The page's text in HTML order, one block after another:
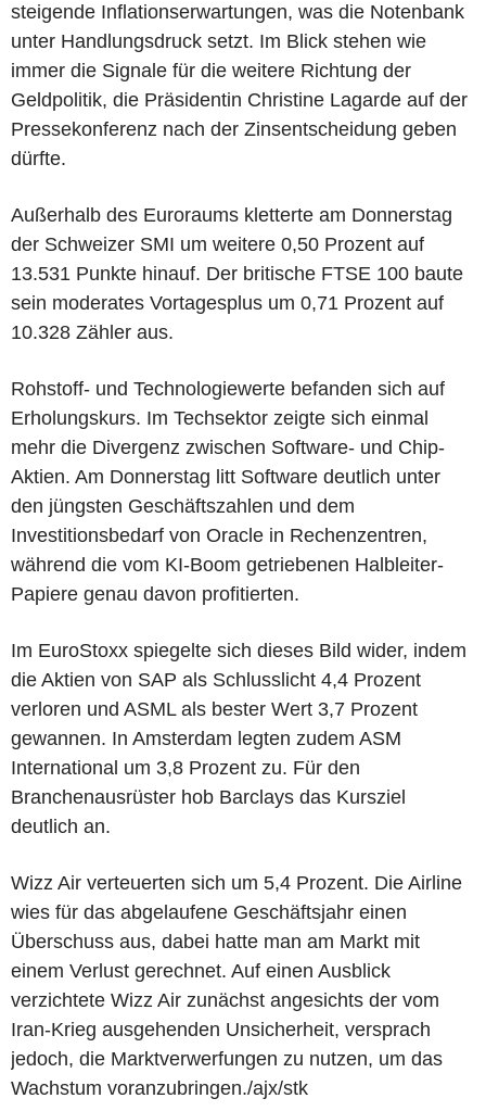
steigende Inflationserwartungen, was die Notenbank
unter Handlungsdruck setzt. Im Blick stehen wie
immer die Signale für die weitere Richtung der
Geldpolitik, die Präsidentin Christine Lagarde auf der
Pressekonferenz nach der Zinsentscheidung geben
dürfte.
Außerhalb des Euroraums kletterte am Donnerstag
der Schweizer SMI um weitere 0,50 Prozent auf
13.531 Punkte hinauf. Der britische FTSE 100 baute
sein moderates Vortagesplus um 0,71 Prozent auf
10.328 Zähler aus.
Rohstoff- und Technologiewerte befanden sich auf
Erholungskurs. Im Techsektor zeigte sich einmal
mehr die Divergenz zwischen Software- und Chip-
Aktien. Am Donnerstag litt Software deutlich unter
den jüngsten Geschäftszahlen und dem
Investitionsbedarf von Oracle in Rechenzentren,
während die vom KI-Boom getriebenen Halbleiter-
Papiere genau davon profitierten.
Im EuroStoxx spiegelte sich dieses Bild wider, indem
die Aktien von SAP als Schlusslicht 4,4 Prozent
verloren und ASML als bester Wert 3,7 Prozent
gewannen. In Amsterdam legten zudem ASM
International um 3,8 Prozent zu. Für den
Branchenausrüster hob Barclays das Kursziel
deutlich an.
Wizz Air verteuerten sich um 5,4 Prozent. Die Airline
wies für das abgelaufene Geschäftsjahr einen
Überschuss aus, dabei hatte man am Markt mit
einem Verlust gerechnet. Auf einen Ausblick
verzichtete Wizz Air zunächst angesichts der vom
Iran-Krieg ausgehenden Unsicherheit, versprach
jedoch, die Marktverwerfungen zu nutzen, um das
Wachstum voranzubringen./ajx/stk